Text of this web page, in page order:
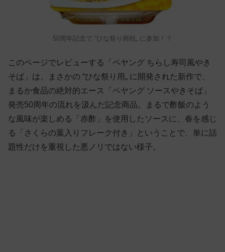
50周年記念で “ひな祭り商戦„ に参加！？
このページでレビューする「ペヤング ちらし寿司風やき
そば」は、まさかの “ひな祭り用„ に開発された新作で、
まるか食品の絶対的エース「ペヤング ソースやきそば」
発売50周年の流れを汲んだ記念商品。まるで酢飯のよう
な風味が楽しめる「赤酢」を使用したソースに、春を感じ
る「さくらの葉入りフレーク付き」ということで、単に話
題性だけを重視した悪ノリではない様子。